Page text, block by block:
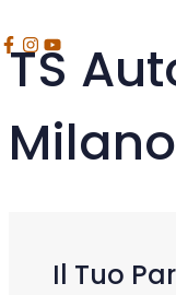
VaiTS
Milano
Il Tuo